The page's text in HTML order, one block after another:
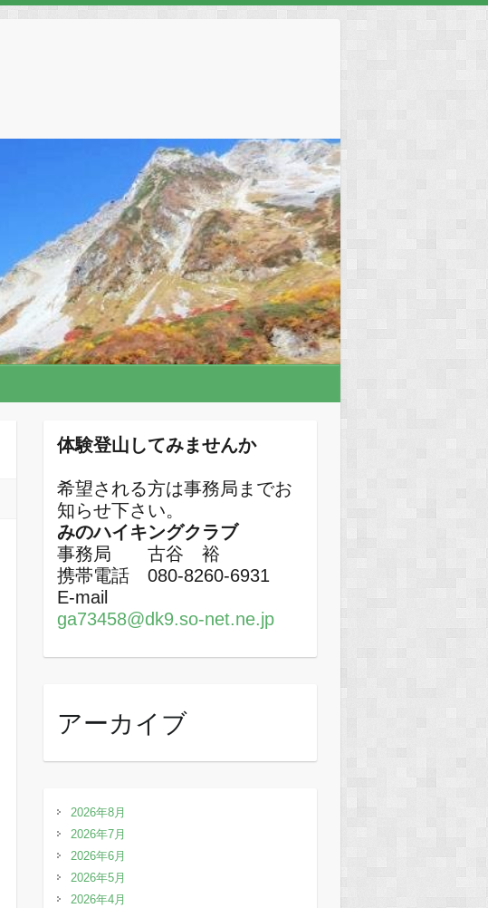
体験登山してみませんか
希望される方は事務局までお
知らせ下さい。
みのハイキングクラブ
事務局 古谷 裕
携帯電話 080-8260-6931
E-mail
ga73458@dk9.so-net.ne.jp
アーカイブ
2026年8月
2026年7月
2026年6月
2026年5月
2026年4月